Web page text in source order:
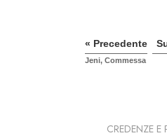
« Precedente
Jeni, Commessa
CREDENZE E